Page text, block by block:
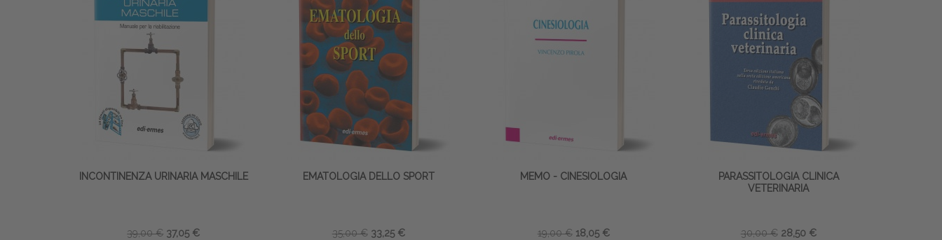
INCONTINENZA URINARIA MASCHILE
39,00 € 37,05 €
EMATOLOGIA DELLO SPORT
35,00 € 33,25 €
MEMO - CINESIOLOGIA
19,00 € 18,05 €
PARASSITOLOGIA CLINICA
VETERINARIA
30,00 € 28,50 €